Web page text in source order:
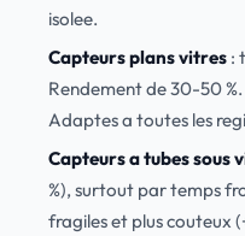
isolee.
Capteurs plans vitres:
Rendement de 30-50
Adaptes a toutes les
Capteurs a tubes sous
%), surtout par temps
fragiles et plus couteux